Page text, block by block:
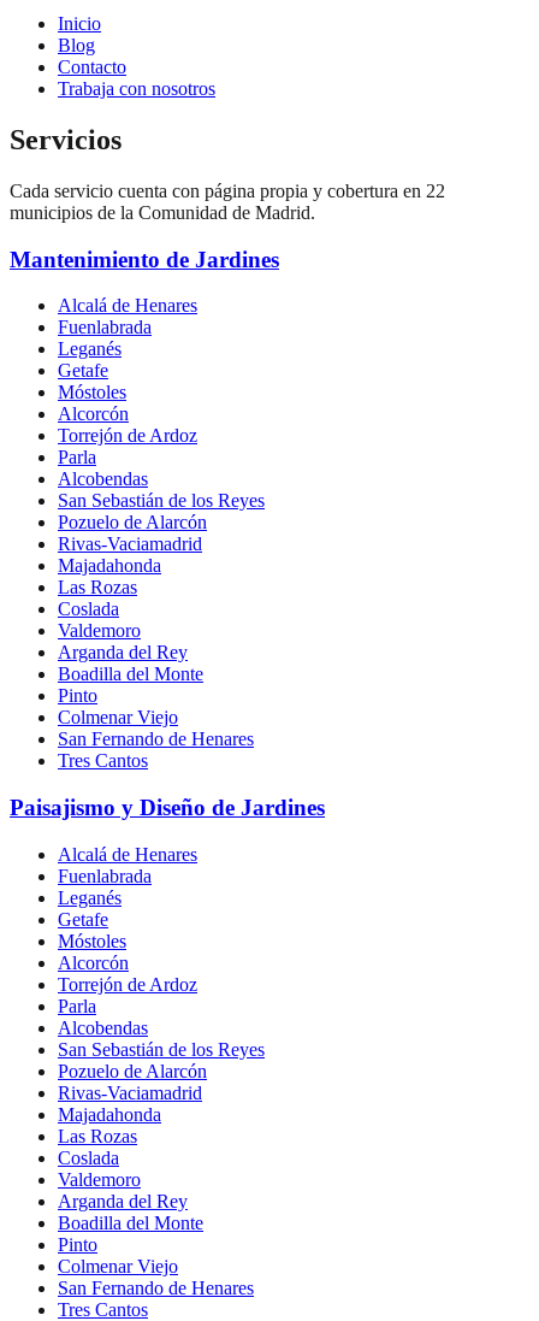
Inicio
Blog
Contacto
Trabaja con nosotros
Servicios
Cada servicio cuenta con página propia y cobertura en 22
municipios de la Comunidad de Madrid.
Mantenimiento de Jardines
Alcalá de Henares
Fuenlabrada
Leganés
Getafe
Móstoles
Alcorcón
Torrejón de Ardoz
Parla
Alcobendas
San Sebastián de los Reyes
Pozuelo de Alarcón
Rivas-Vaciamadrid
Majadahonda
Las Rozas
Coslada
Valdemoro
Arganda del Rey
Boadilla del Monte
Pinto
Colmenar Viejo
San Fernando de Henares
Tres Cantos
Paisajismo y Diseño de Jardines
Alcalá de Henares
Fuenlabrada
Leganés
Getafe
Móstoles
Alcorcón
Torrejón de Ardoz
Parla
Alcobendas
San Sebastián de los Reyes
Pozuelo de Alarcón
Rivas-Vaciamadrid
Majadahonda
Las Rozas
Coslada
Valdemoro
Arganda del Rey
Boadilla del Monte
Pinto
Colmenar Viejo
San Fernando de Henares
Tres Cantos